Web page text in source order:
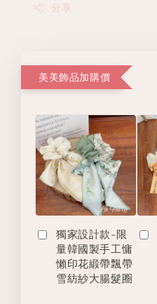
分享
美美飾品加購價
獨家設計款-限
量韓國製手工慵
懶印花緞帶飄帶
雪紡紗大腸髮圈